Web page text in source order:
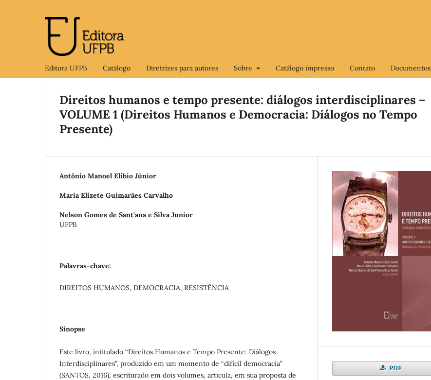
Editora UFPB Catálogo Diretrizes para autores Sobre Catálogo impresso Contato Documentos
Direitos humanos e tempo presente: diálogos interdisciplinares –
VOLUME 1 (Direitos Humanos e Democracia: Diálogos no Tempo
Presente)
Antônio Manoel Elíbio Júnior
Maria Elizete Guimarães Carvalho
Nelson Gomes de Sant'ana e Silva Junior
UFPB
Palavras-chave:
DIREITOS HUMANOS, DEMOCRACIA, RESISTÊNCIA
Sinopse
Este livro, intitulado “Direitos Humanos e Tempo Presente: Diálogos
Interdisciplinares”, produzido em um momento de “difícil democracia”
(SANTOS, 2016), escriturado em dois volumes, articula, em sua proposta de
PDF